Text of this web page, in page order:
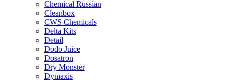
Chemical Russian
Cleanbox
CWS Chemicals
Delta Kits
Detail
Dodo Juice
Dosatron
Dry Monster
Dymaxis